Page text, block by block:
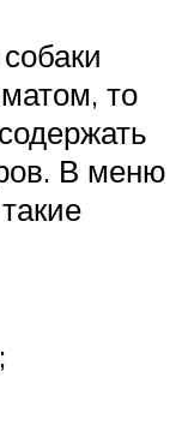
то
В меню